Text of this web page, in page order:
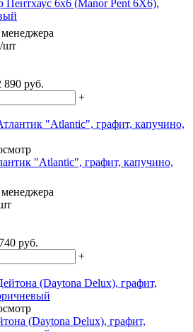
6x6 (Manor Pent 6X6),
/шт
890 руб.
+
"Atlantic", графит, капучино,
руб.
+
(Daytona Delux), графит,